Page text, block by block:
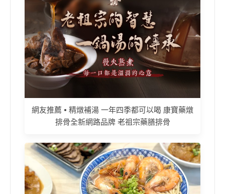
網友推薦 • 精燉補湯 一年四季都可以喝 康寶藥燉
排骨全新網路品牌 老祖宗藥膳排骨